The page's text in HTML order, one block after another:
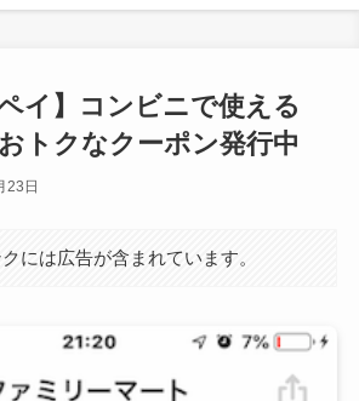
ペイ】コンビニで使える
トクなクーポン発行中
23日
には広告が含まれています。